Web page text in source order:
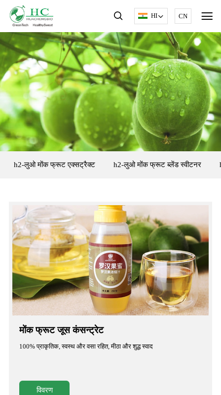
HI CN
h2-लुओ मोंक फ्रूट एक्सट्रैक्ट h2-लुओ मोंक फ्रूट ब्लेंड स्वीटनर
मोंक फ्रूट जूस कंसन्ट्रेट
100% प्राकृतिक, स्वस्थ और वसा रहित, मीठा और शुद्ध स्वाद
विवरण